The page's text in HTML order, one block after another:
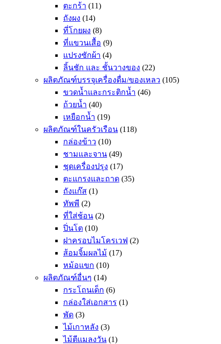
ตะกร้า (11)
ถังผง (14)
ที่โกยผง (8)
ที่แขวนเสื้อ (9)
แปรงซักผ้า (4)
ลิ้นชัก และ ชั้นวางของ (22)
ผลิตภัณฑ์บรรจุเครื่องดื่ม/ของเหลว (105)
ขวดน้ำและกระติกน้ำ (46)
ถ้วยน้ำ (40)
เหยือกน้ำ (19)
ผลิตภัณฑ์ในครัวเรือน (118)
กล่องข้าว (10)
ชามและจาน (49)
ชุดเครื่องปรุง (17)
ตะแกรงและถาด (35)
ถังแก๊ส (1)
ทัพพี (2)
ที่ใส่ช้อน (2)
ปิ่นโต (10)
ฝาครอบไมโครเวฟ (2)
ส้อมจิ้มผลไม้ (17)
หม้อแขก (10)
ผลิตภัณฑ์อื่นๆ (14)
กระโถนเด็ก (6)
กล่องใส่เอกสาร (1)
พัด (3)
ไม้เกาหลัง (3)
ไม้ตีแมลงวัน (1)